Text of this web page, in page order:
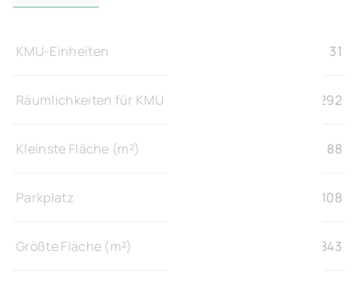
KMU-Einheiten 31
Räumlichkeiten für KMU (m²) 6.292
Kleinste Fläche (m²) 88
Parkplatz 108
Größte Fläche (m²) 2.843